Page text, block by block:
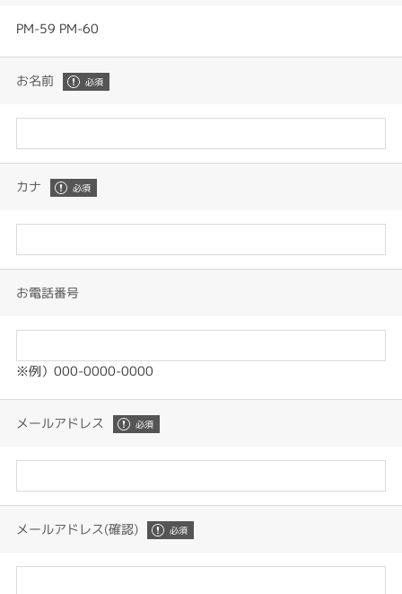
PM-59 PM-60
お名前
カナ
お電話番号
※例）000-0000-0000
メールアドレス
メールアドレス(確認)